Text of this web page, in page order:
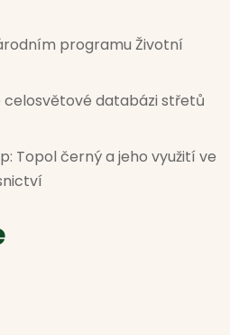
programu Životní
celosvětové databázi střetů
Topol černý a jeho využití ve